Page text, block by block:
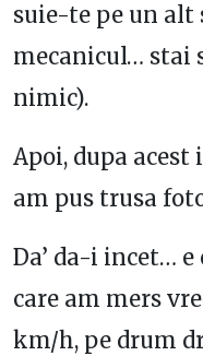
suie-te pe un alt
mecanicul… stai
nimic).
Apoi, dupa
am pus trusa
Da’ da-i incet…
care am mers
km/h, pe drum